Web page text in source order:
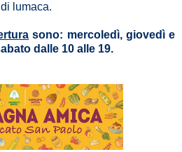
lumaca.
sono: mercoledì, giovedì e
dalle 10 alle 19.